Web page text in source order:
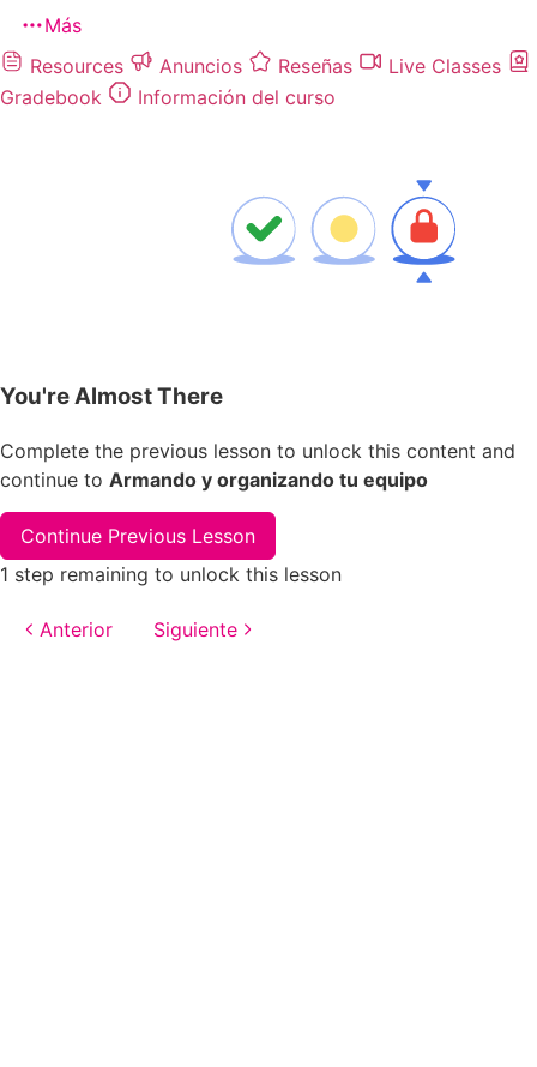
Más
Resources
Anuncios Reseñas
Live Classes
Gradebook
Información del curso
You're Almost There
Complete the previous lesson to unlock this content and
continue to Armando y organizando tu equipo
Continue Previous Lesson
1 step remaining to unlock this lesson
Anterior Siguiente